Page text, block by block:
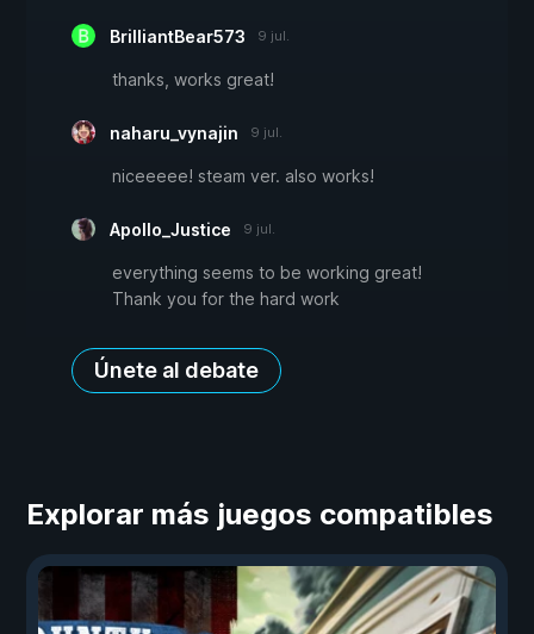
BrilliantBear573 9 jul.
thanks, works great!
naharu_vynajin 9 jul.
niceeeee! steam ver. also works!
Apollo_Justice 9 jul.
everything seems to be working great!
Thank you for the hard work
Únete al debate
Explorar más juegos compatibles